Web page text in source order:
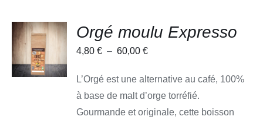
CHOIX
DES
OPTIONS
CE
PRODUIT
PLUSIEURS
/
DÉTAILS
Orgé moulu Expresso
4,80€ – 60,00€Plage
prix :
4,80 €
à
L’Orgé est une alternative au café, 100%
à base de malt d’orge torréfié.
Gourmande et originale, cette boisson